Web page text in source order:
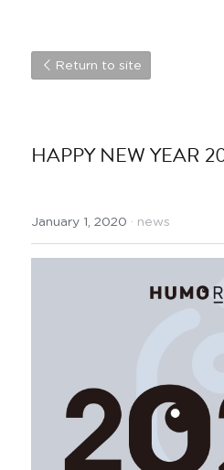
Return to site
HAPPY NEW YEAR
January 1, 2020 · news